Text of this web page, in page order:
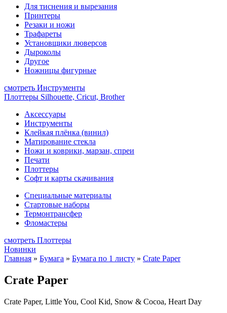
Для тиснения и вырезания
Принтеры
Резаки и ножи
Трафареты
Установщики люверсов
Дыроколы
Другое
Ножницы фигурные
смотреть Инструменты
Плоттеры Silhouette, Cricut, Brother
Аксессуары
Инструменты
Клейкая плёнка (винил)
Матирование стекла
Ножи и коврики, марзан, спреи
Печати
Плоттеры
Софт и карты скачивания
Специальные материалы
Стартовые наборы
Термонтрансфер
Фломастеры
смотреть Плоттеры
Новинки
Главная » Бумага » Бумага по 1 листу » Crate Paper
Crate Paper
Crate Paper, Little You, Cool Kid, Snow & Cocoa, Heart Day